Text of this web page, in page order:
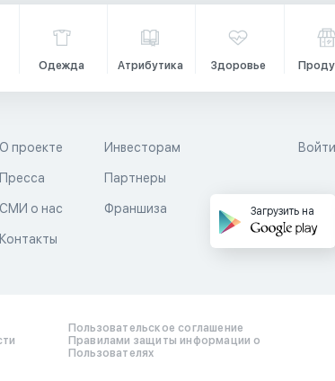
Одежда Атрибутика Здоровье
О проекте
Пресса
СМИ о нас
Контакты
Инвесторам
Партнеры
Франшиза
Войти
Загрузить на
Пользовательское соглашение
Правилами защиты информации о
Пользователях